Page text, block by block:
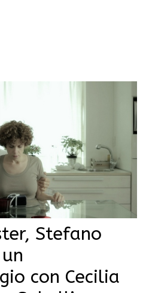
Stefano
con Cecilia